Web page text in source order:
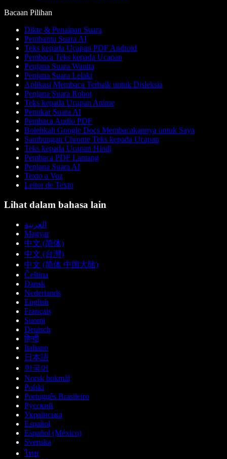
Bacaan Pilihan
Dikte & Penaipan Suara
Pembantu Suara AI
Teks kepada Ucapan PDF Android
Pembaca Teks kepada Ucapan
Penjana Suara Wanita
Penjana Suara Lelaki
Aplikasi Membaca Terbaik untuk Disleksia
Penjana Suara Robot
Teks kepada Ucapan Anime
Penukar Suara AI
Pembaca Audio PDF
Bolehkah Google Docs Membacakannya untuk Saya
Sambungan Chrome Teks kepada Ucapan
Teks kepada Ucapan Hindi
Pembaca PDF Lantang
Penjana Suara AI
Texto a Voz
Leitor de Texto
Lihat dalam bahasa lain
العربية
Magyar
中文 (简体)
中文 (台灣)
中文 (简体 中国大陆)
Čeština
Dansk
Nederlands
English
Français
Suomi
Deutsch
हिन्दी
Italiano
日本語
한국어
Norsk bokmål
Polski
Português Brasileiro
Русский
Українська
Español
Español (México)
Svenska
ไทย